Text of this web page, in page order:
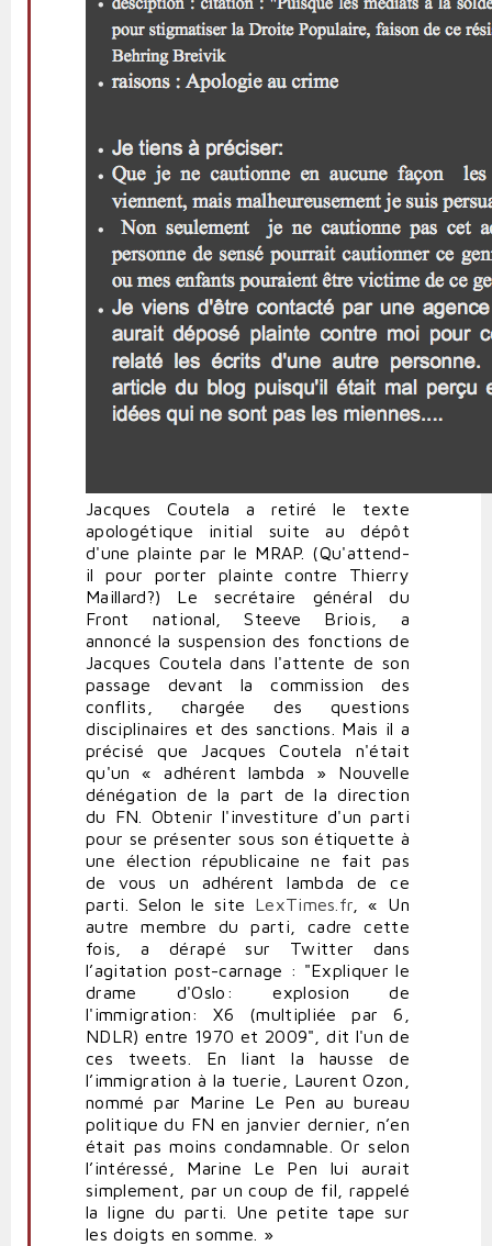
Jacques Coutela a retiré le texte
apologétique initial suite au dépôt
d'une plainte par le MRAP. (Qu'attend-
il pour porter plainte contre Thierry
Maillard?) Le secrétaire général du
Front national, Steeve Briois, a
annoncé la suspension des fonctions de
Jacques Coutela dans l'attente de son
passage devant la commission des
conflits, chargée des questions
disciplinaires et des sanctions. Mais il a
précisé que Jacques Coutela n'était
qu'un « adhérent lambda » Nouvelle
dénégation de la part de la direction
du FN. Obtenir l'investiture d'un parti
pour se présenter sous son étiquette à
une élection républicaine ne fait pas
de vous un adhérent lambda de ce
parti. Selon le site LexTimes.fr , « Un
autre membre du parti, cadre cette
fois, a dérapé sur Twitter dans
l’agitation post-carnage : "Expliquer le
drame d'Oslo: explosion de
l'immigration: X6 (multipliée par 6,
NDLR) entre 1970 et 2009", dit l'un de
ces tweets. En liant la hausse de
l’immigration à la tuerie, Laurent Ozon,
nommé par Marine Le Pen au bureau
politique du FN en janvier dernier, n’en
était pas moins condamnable. Or selon
l’intéressé, Marine Le Pen lui aurait
simplement, par un coup de fil, rappelé
la ligne du parti. Une petite tape sur
les doigts en somme. »